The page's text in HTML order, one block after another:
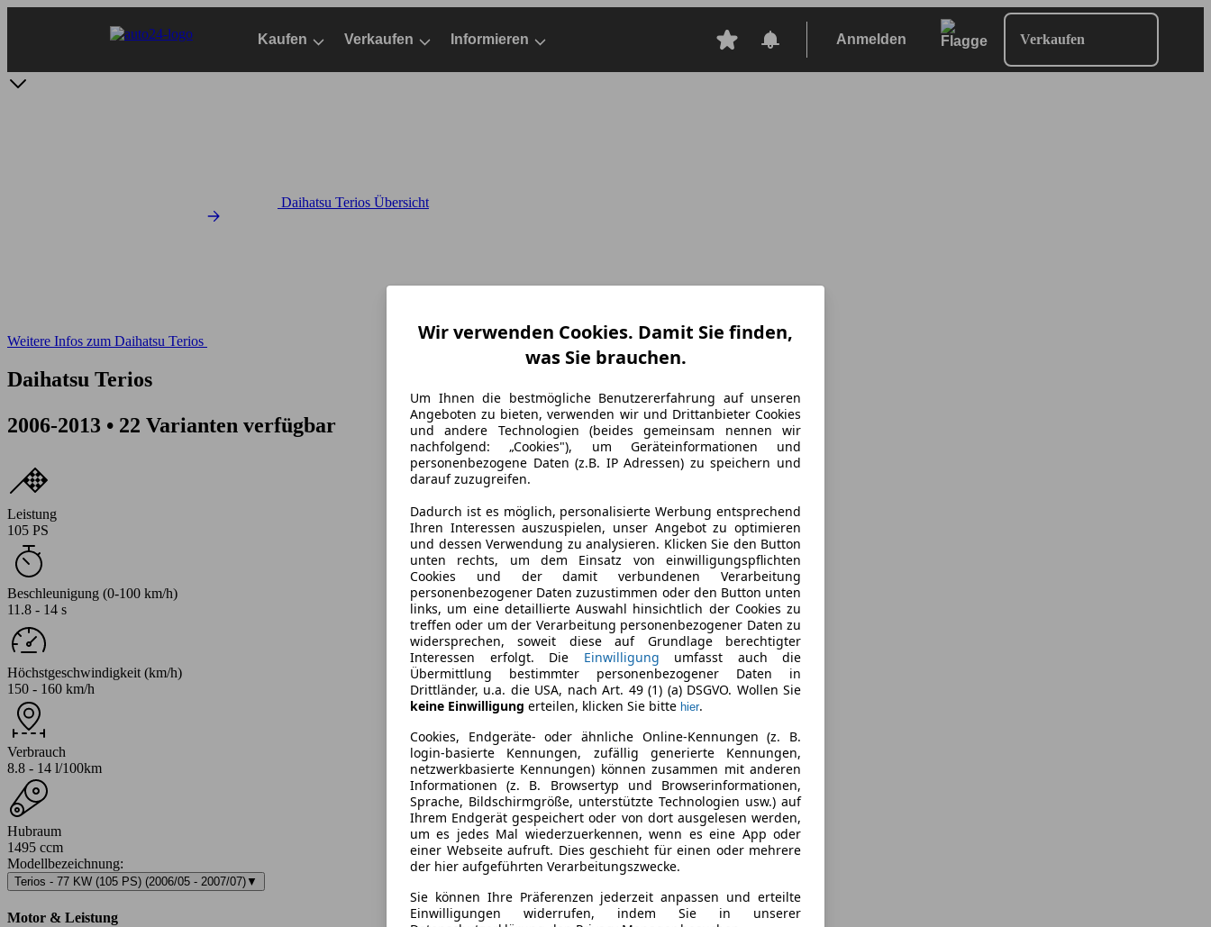
Kaufen Verkaufen Informieren Anmelden Verkaufen
Daihatsu Terios Übersicht
Weitere Infos zum Daihatsu Terios
Daihatsu Terios
2006-2013 • 22 Varianten verfügbar
Leistung
105 PS
Beschleunigung (0-100 km/h)
11.8 - 14 s
Höchstgeschwindigkeit (km/h)
150 - 160 km/h
Verbrauch
8.8 - 14 l/100km
Hubraum
1495 ccm
Modellbezeichnung:
Terios - 77 KW (105 PS) (2006/05 - 2007/07)▼
Motor & Leistung
Wir verwenden Cookies. Damit Sie finden,
was Sie brauchen.
Um Ihnen die bestmögliche Benutzererfahrung auf unseren
Angeboten zu bieten, verwenden wir und Drittanbieter Cookies
und andere Technologien (beides gemeinsam nennen wir
nachfolgend: „Cookies"), um Geräteinformationen und
personenbezogene Daten (z.B. IP Adressen) zu speichern und
darauf zuzugreifen.
Dadurch ist es möglich, personalisierte Werbung entsprechend
Ihren Interessen auszuspielen, unser Angebot zu optimieren
und dessen Verwendung zu analysieren. Klicken Sie den Button
unten rechts, um dem Einsatz von einwilligungspflichten
Cookies und der damit verbundenen Verarbeitung
personenbezogener Daten zuzustimmen oder den Button unten
links, um eine detaillierte Auswahl hinsichtlich der Cookies zu
treffen oder um der Verarbeitung personenbezogener Daten zu
widersprechen, soweit diese auf Grundlage berechtigter
Interessen erfolgt. Die Einwilligung umfasst auch die
Übermittlung bestimmter personenbezogener Daten in
Drittländer, u.a. die USA, nach Art. 49 (1) (a) DSGVO. Wollen Sie
keine Einwilligung erteilen, klicken Sie bitte hier.
Cookies, Endgeräte- oder ähnliche Online-Kennungen (z. B.
login-basierte Kennungen, zufällig generierte Kennungen,
netzwerkbasierte Kennungen) können zusammen mit anderen
Informationen (z. B. Browsertyp und Browserinformationen,
Sprache, Bildschirmgröße, unterstützte Technologien usw.) auf
Ihrem Endgerät gespeichert oder von dort ausgelesen werden,
um es jedes Mal wiederzuerkennen, wenn es eine App oder
einer Webseite aufruft. Dies geschieht für einen oder mehrere
der hier aufgeführten Verarbeitungszwecke.
Sie können Ihre Präferenzen jederzeit anpassen und erteilte
Einwilligungen widerrufen, indem Sie in unserer